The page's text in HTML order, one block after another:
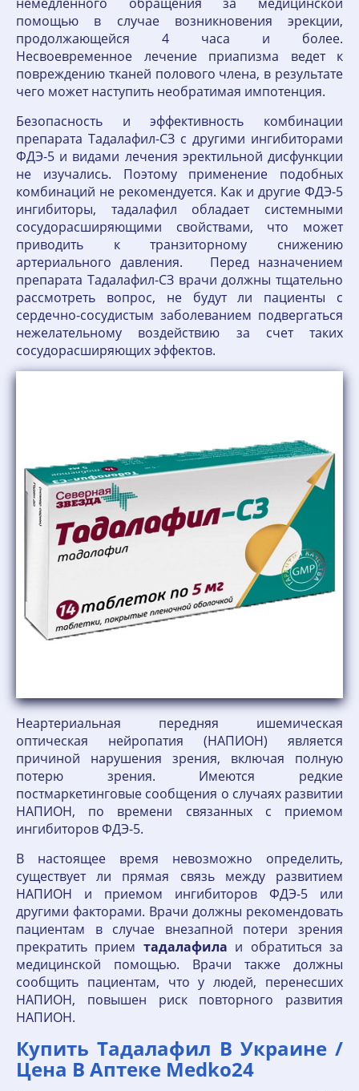
помощью в случае возникновения эрекции,
продолжающейся 4 часа и более.
Несвоевременное лечение приапизма ведет к
повреждению тканей полового члена, в результате
чего может наступить необратимая импотенция.
Безопасность и эффективность комбинации
препарата Тадалафил-СЗ с другими ингибиторами
ФДЭ-5 и видами лечения эректильной дисфункции
не изучались. Поэтому применение подобных
комбинаций не рекомендуется. Как и другие ФДЭ-5
ингибиторы, тадалафил обладает системными
сосудорасширяющими свойствами, что может
приводить к транзиторному снижению
артериального давления. Перед назначением
препарата Тадалафил-СЗ врачи должны тщательно
рассмотреть вопрос, не будут ли пациенты с
сердечно-сосудистым заболеванием подвергаться
нежелательному воздействию за счет таких
сосудорасширяющих эффектов.
Неартериальная передняя ишемическая
оптическая нейропатия (НАПИОН) является
причиной нарушения зрения, включая полную
потерю зрения. Имеются редкие
постмаркетинговые сообщения о случаях развитии
НАПИОН, по времени связанных с приемом
ингибиторов ФДЭ-5.
В настоящее время невозможно определить,
существует ли прямая связь между развитием
НАПИОН и приемом ингибиторов ФДЭ-5 или
другими факторами. Врачи должны рекомендовать
пациентам в случае внезапной потери зрения
прекратить прием тадалафила и обратиться за
медицинской помощью. Врачи также должны
сообщить пациентам, что у людей, перенесших
НАПИОН, повышен риск повторного развития
НАПИОН.
Купить Тадалафил В Украине /
Цена В Аптеке Medko24